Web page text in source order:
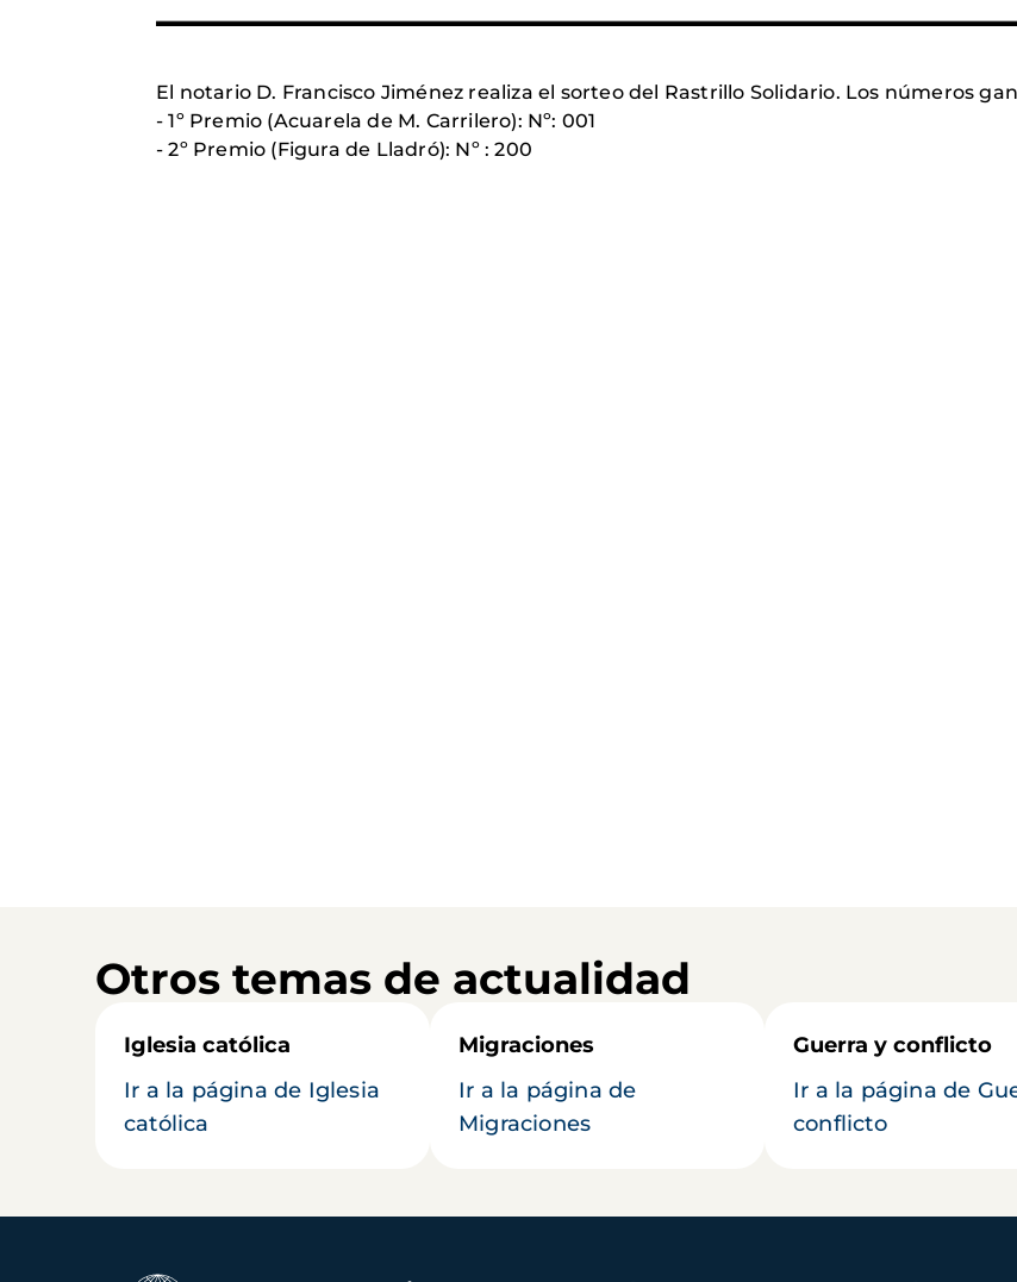
El notario D. Francisco Jiménez realiza el sorteo del Rastrillo Solidario. Los números
- 1º Premio (Acuarela de M. Carrilero): Nº: 001
- 2º Premio (Figura de Lladró): Nº : 200
Otros temas de actualidad
Iglesia católica
Ir a la página de Iglesia
católica
Migraciones
Ir a la página de
Migraciones
Guerra y conflicto
Ir a la página de
conflicto